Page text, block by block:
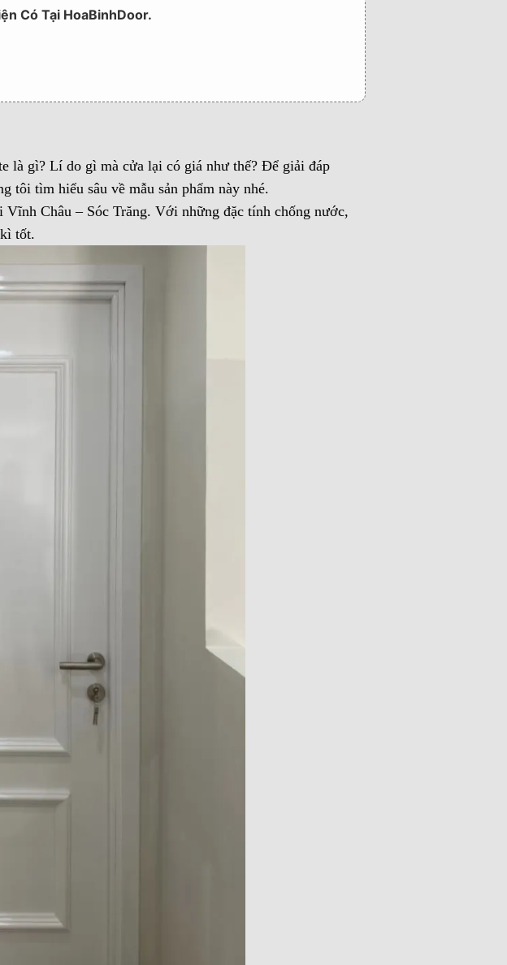
Có Tại HoaBinhDoor.
là gì? Lí do gì mà cửa lại có giá như thế? Để giải đáp
tôi tìm hiểu sâu về mẫu sản phẩm này nhé.
Châu – Sóc Trăng. Với những đặc tính chống nước,
tốt.